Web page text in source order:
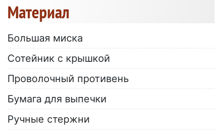
Материал
Большая миска
Сотейник с крышкой
Проволочный противень
Бумага для выпечки
Ручные стержни